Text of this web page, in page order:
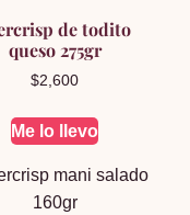
de todito
queso 275gr
$2,600
Me lo llevo